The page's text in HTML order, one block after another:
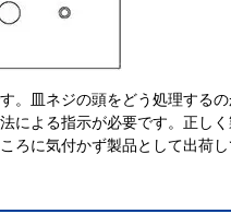
。皿ネジの頭をどう処理する
による指示が必要です。正し
ろに気付かず製品として出荷